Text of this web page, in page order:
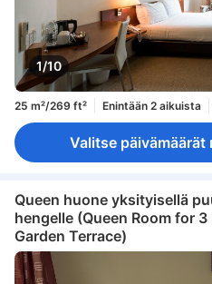
1/10
25 m²/269 ft² Enintään 2 aikuista
Valitse
Queen huone yksityisellä
hengelle (Queen Room for
Garden Terrace)